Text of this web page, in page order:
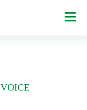
VOICE